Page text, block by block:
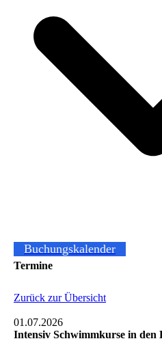
Buchungskalender
Termine
Zurück zur Übersicht
01.07.2026
Intensiv Schwimmkurse in den